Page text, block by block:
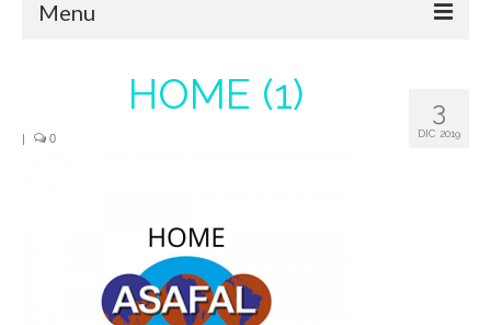
Menu
RESEARCH
BIBLIOGRAPHY
3
DIC 2019
HOME (1)
| 0